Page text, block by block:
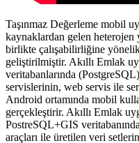
Taşınmaz Değerleme mobil
kaynaklardan gelen heterojen
birlikte çalışabilirliğine
geliştirilmiştir. Akıllı Emlak
veritabanlarında
servislerinin, web servis ile
Android ortamında mobil
gerçekleştirir. Akıllı Emlak
PostreSQL+GIS
araçları ile üretilen veri